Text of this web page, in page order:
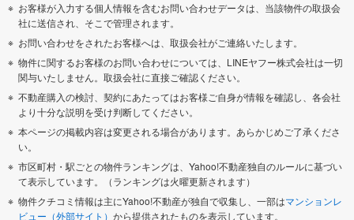
お客様が入力する個人情報を含むお問い合わせデータは、当該物件の取扱会
社に送信され、そこで管理されます。
お問い合わせをされたお客様へは、取扱会社がご連絡いたします。
物件に関するお客様のお問い合わせについては、LINEヤフー株式会社は一切
関与いたしません。取扱会社に直接ご確認ください。
不動産購入の検討、契約にあたってはお客様ご自身が情報を確認し、各会社
より十分な説明を受け判断してください。
本ページの掲載内容は変更される場合があります。あらかじめご了承くださ
い。
市区町村・駅ごとの物件ランキングは、Yahoo!不動産独自のルールに基づい
て表示しています。（ランキングは火曜更新されます）
物件クチコミ情報は主にYahoo!不動産が独自で収集し、一部はマンションレ
ビュー（外部サイト） から提供されたものを表示しています。